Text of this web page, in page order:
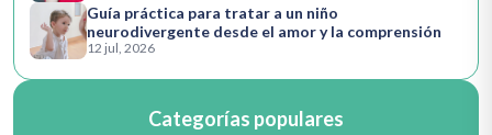
Guía práctica para tratar a un niño
neurodivergente desde el amor y la comprensión
12 jul, 2026
Categorías populares